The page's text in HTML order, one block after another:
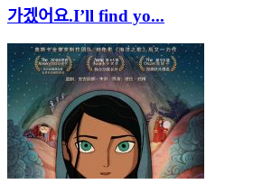
가겠어요.I’ll find yo...